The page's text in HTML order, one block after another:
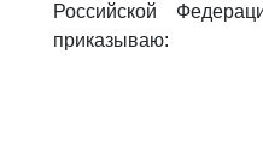
Российской
приказываю: